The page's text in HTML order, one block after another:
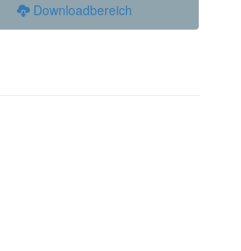
Downloadbereich